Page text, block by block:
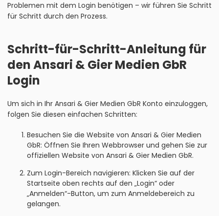
Problemen mit dem Login benötigen – wir führen Sie Schritt
für Schritt durch den Prozess.
Schritt-für-Schritt-Anleitung für
den Ansari & Gier Medien GbR
Login
Um sich in Ihr Ansari & Gier Medien GbR Konto einzuloggen,
folgen Sie diesen einfachen Schritten:
Besuchen Sie die Website von Ansari & Gier Medien
GbR: Öffnen Sie Ihren Webbrowser und gehen Sie zur
offiziellen Website von Ansari & Gier Medien GbR.
Zum Login-Bereich navigieren: Klicken Sie auf der
Startseite oben rechts auf den „Login“ oder
„Anmelden“-Button, um zum Anmeldebereich zu
gelangen.